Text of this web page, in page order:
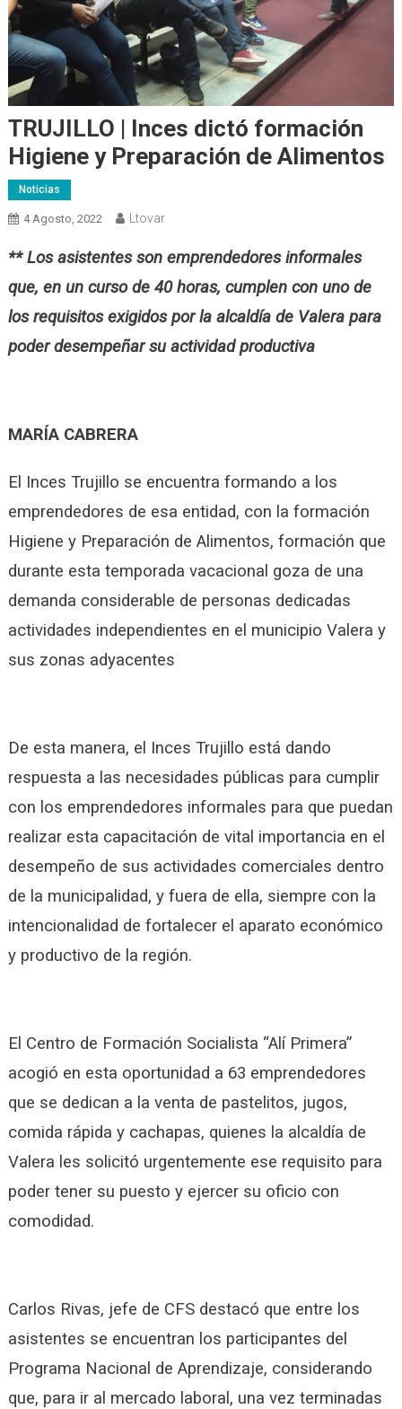
TRUJILLO | Inces dictó formación
Higiene y Preparación de Alimentos
Noticias
4 Agosto, 2022 Ltovar
** Los asistentes son emprendedores informales
que, en un curso de 40 horas, cumplen con uno de
los requisitos exigidos por la alcaldía de Valera para
poder desempeñar su actividad productiva
MARÍA CABRERA
El Inces Trujillo se encuentra formando a los
emprendedores de esa entidad, con la formación
Higiene y Preparación de Alimentos, formación que
durante esta temporada vacacional goza de una
demanda considerable de personas dedicadas
actividades independientes en el municipio Valera y
sus zonas adyacentes
De esta manera, el Inces Trujillo está dando
respuesta a las necesidades públicas para cumplir
con los emprendedores informales para que puedan
realizar esta capacitación de vital importancia en el
desempeño de sus actividades comerciales dentro
de la municipalidad, y fuera de ella, siempre con la
intencionalidad de fortalecer el aparato económico
y productivo de la región.
El Centro de Formación Socialista “Alí Primera”
acogió en esta oportunidad a 63 emprendedores
que se dedican a la venta de pastelitos, jugos,
comida rápida y cachapas, quienes la alcaldía de
Valera les solicitó urgentemente ese requisito para
poder tener su puesto y ejercer su oficio con
comodidad.
Carlos Rivas, jefe de CFS destacó que entre los
asistentes se encuentran los participantes del
Programa Nacional de Aprendizaje, considerando
que, para ir al mercado laboral, una vez terminadas